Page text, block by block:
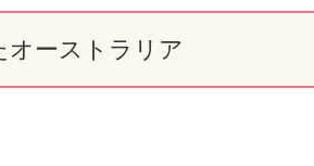
ーストラリア